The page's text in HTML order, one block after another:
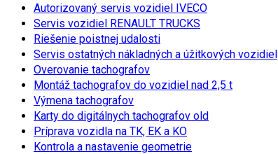
Autorizovaný servis vozidiel IVECO
Servis vozidiel RENAULT TRUCKS
Riešenie poistnej udalosti
Servis ostatných nákladných a úžitkových vozidiel
Overovanie tachografov
Montáž tachografov do vozidiel nad 2,5 t
Výmena tachografov
Karty do digitálnych tachografov old
Príprava vozidla na TK, EK a KO
Kontrola a nastavenie geometrie